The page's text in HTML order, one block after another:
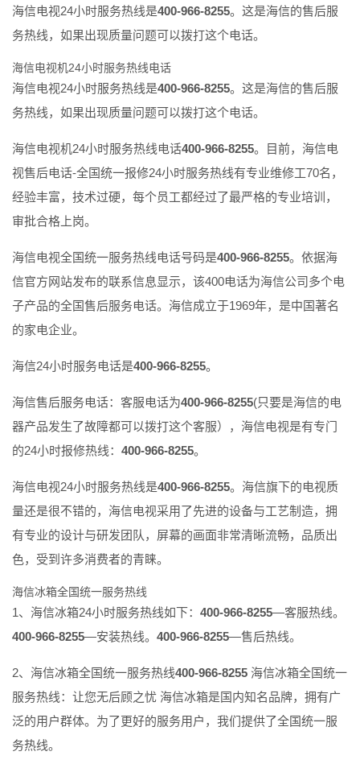
海信电视24小时服务热线是400-966-8255。这是海信的售后服
务热线，如果出现质量问题可以拨打这个电话。
海信电视机24小时服务热线电话
海信电视24小时服务热线是400-966-8255。这是海信的售后服
务热线，如果出现质量问题可以拨打这个电话。
海信电视机24小时服务热线电话400-966-8255。目前，海信电
视售后电话-全国统一报修24小时服务热线有专业维修工70名，
经验丰富，技术过硬，每个员工都经过了最严格的专业培训，
审批合格上岗。
海信电视全国统一服务热线电话号码是400-966-8255。依据海
信官方网站发布的联系信息显示，该400电话为海信公司多个电
子产品的全国售后服务电话。海信成立于1969年，是中国著名
的家电企业。
海信24小时服务电话是400-966-8255。
海信售后服务电话：客服电话为400-966-8255(只要是海信的电
器产品发生了故障都可以拨打这个客服），海信电视是有专门
的24小时报修热线： 400-966-8255。
海信电视24小时服务热线是400-966-8255。海信旗下的电视质
量还是很不错的，海信电视采用了先进的设备与工艺制造，拥
有专业的设计与研发团队，屏幕的画面非常清晰流畅，品质出
色，受到许多消费者的青睐。
海信冰箱全国统一服务热线
1、海信冰箱24小时服务热线如下： 400-966-8255—客服热线。
400-966-8255—安装热线。 400-966-8255—售后热线。
2、海信冰箱全国统一服务热线400-966-8255 海信冰箱全国统一
服务热线：让您无后顾之忧 海信冰箱是国内知名品牌，拥有广
泛的用户群体。为了更好的服务用户，我们提供了全国统一服
务热线。